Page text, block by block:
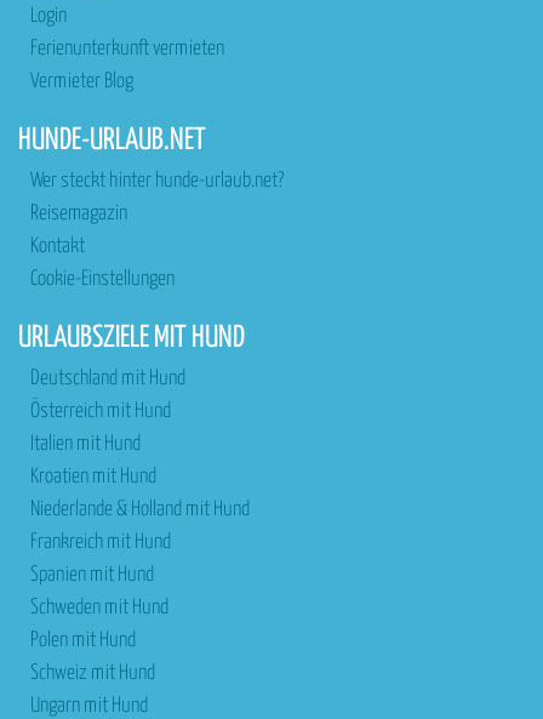
Login
Ferienunterkunft vermieten
Vermieter Blog
HUNDE-URLAUB.NET
Wer steckt hinter hunde-urlaub.net?
Reisemagazin
Kontakt
Cookie-Einstellungen
URLAUBSZIELE MIT HUND
Deutschland mit Hund
Österreich mit Hund
Italien mit Hund
Kroatien mit Hund
Niederlande & Holland mit Hund
Frankreich mit Hund
Spanien mit Hund
Schweden mit Hund
Polen mit Hund
Schweiz mit Hund
Ungarn mit Hund